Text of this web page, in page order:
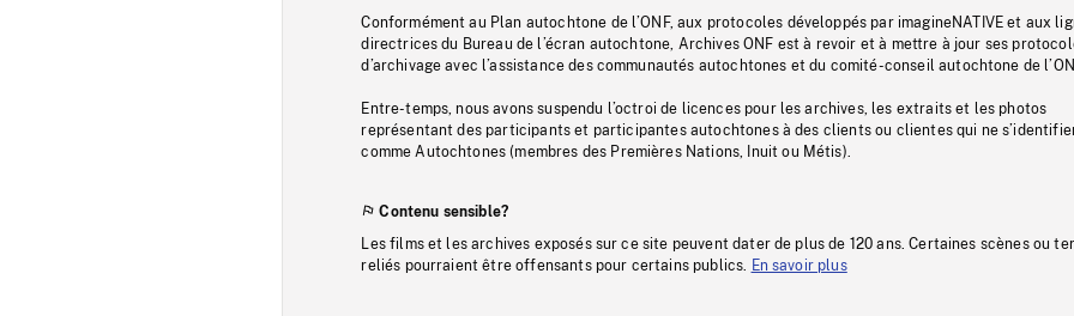
Conformément au Plan autochtone de l’ONF, aux protocoles développés par imagineNATIVE et aux
directrices du Bureau de l’écran autochtone, Archives ONF est à revoir et à mettre à jour ses
d’archivage avec l’assistance des communautés autochtones et du comité-conseil autochtone de
Entre-temps, nous avons suspendu l’octroi de licences pour les archives, les extraits et les photos
représentant des participants et participantes autochtones à des clients ou clientes qui ne
comme Autochtones (membres des Premières Nations, Inuit ou Métis).
Contenu sensible?
Les films et les archives exposés sur ce site peuvent dater de plus de 120 ans. Certaines scènes ou
reliés pourraient être offensants pour certains publics. En savoir plus